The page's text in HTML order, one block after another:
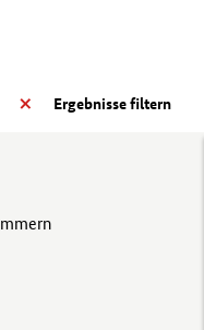
Ergebnisse filtern